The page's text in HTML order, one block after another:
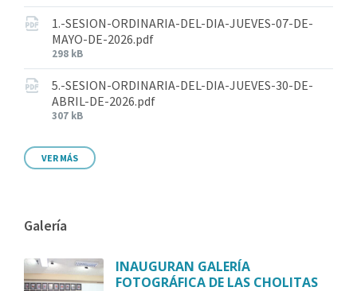
1.-SESION-ORDINARIA-DEL-DIA-JUEVES-07-DE-
MAYO-DE-2026.pdf
298 kB
5.-SESION-ORDINARIA-DEL-DIA-JUEVES-30-DE-
ABRIL-DE-2026.pdf
307 kB
VER MÁS
Galería
INAUGURAN GALERÍA
FOTOGRÁFICA DE LAS CHOLITAS